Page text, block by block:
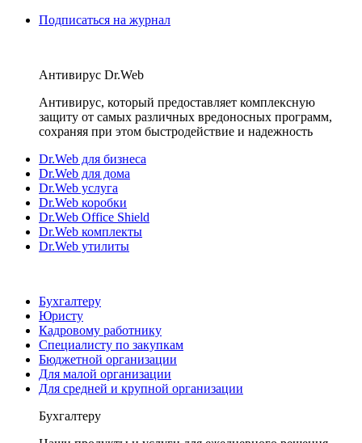
Подписаться на журнал
Антивирус Dr.Web
Антивирус, который предоставляет комплексную
защиту от самых различных вредоносных программ,
сохраняя при этом быстродействие и надежность
Dr.Web для бизнеса
Dr.Web для дома
Dr.Web услуга
Dr.Web коробки
Dr.Web Office Shield
Dr.Web комплекты
Dr.Web утилиты
Бухгалтеру
Юристу
Кадровому работнику
Специалисту по закупкам
Бюджетной организации
Для малой организации
Для средней и крупной организации
Бухгалтеру